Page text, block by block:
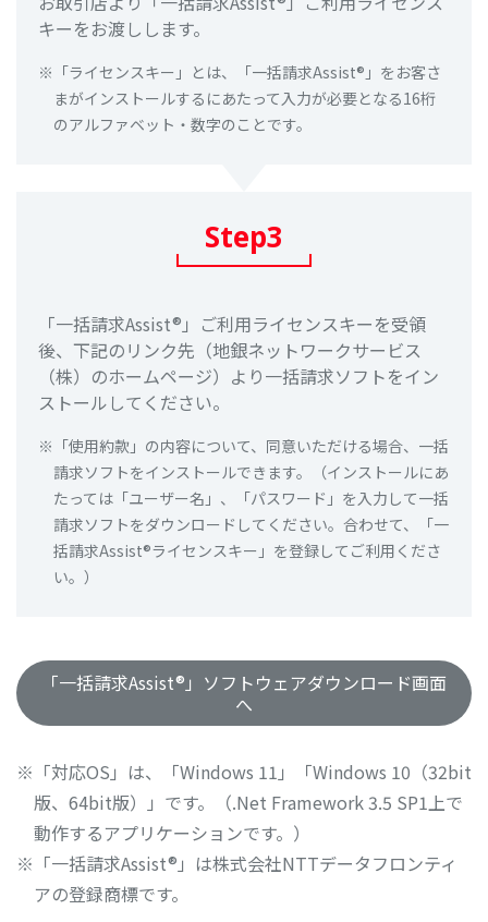
キーをお渡しします。
「ライセンスキー」とは、「一括請求Assist®」をお客さ
まがインストールするにあたって入力が必要となる16桁
のアルファベット・数字のことです。
Step3
「一括請求Assist®」ご利用ライセンスキーを受領
後、下記のリンク先（地銀ネットワークサービス
（株）のホームページ）より一括請求ソフトをイン
ストールしてください。
「使用約款」の内容について、同意いただける場合、一括
請求ソフトをインストールできます。（インストールにあ
たっては「ユーザー名」、「パスワード」を入力して一括
請求ソフトをダウンロードしてください。合わせて、「一
括請求Assist®ライセンスキー」を登録してご利用くださ
い。）
「一括請求Assist®」ソフトウェアダウンロード画面
へ
「対応OS」は、「Windows 11」「Windows 10（32bit
版、64bit版）」です。（.Net Framework 3.5 SP1上で
動作するアプリケーションです。）
「一括請求Assist®」は株式会社NTTデータフロンティ
アの登録商標です。